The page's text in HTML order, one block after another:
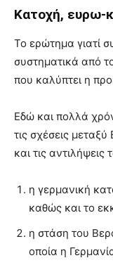
Κατοχή, ευρω-
Το ερώτημα γιατί
συστηματικά από
που καλύπτει η
Εδώ και πολλά
τις σχέσεις
και τις αντιλήψεις
η γερμανική
καθώς και το
η στάση του
οποία η